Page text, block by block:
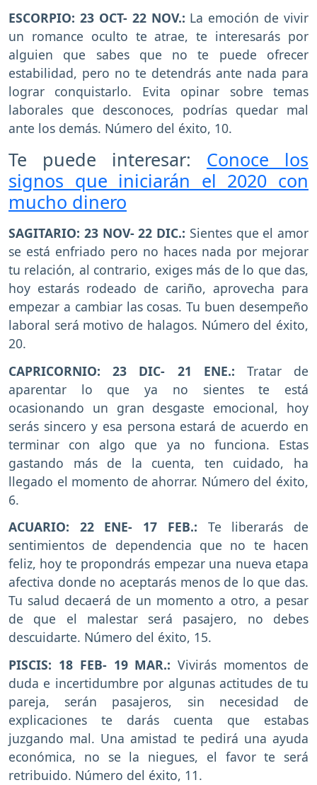
ESCORPIO: 23 OCT- 22 NOV.: La emoción de vivir
un romance oculto te atrae, te interesarás por
alguien que sabes que no te puede ofrecer
estabilidad, pero no te detendrás ante nada para
lograr conquistarlo. Evita opinar sobre temas
laborales que desconoces, podrías quedar mal
ante los demás. Número del éxito, 10.
Te puede interesar: Conoce los
signos que iniciarán el 2020 con
mucho dinero
SAGITARIO: 23 NOV- 22 DIC.: Sientes que el amor
se está enfriado pero no haces nada por mejorar
tu relación, al contrario, exiges más de lo que das,
hoy estarás rodeado de cariño, aprovecha para
empezar a cambiar las cosas. Tu buen desempeño
laboral será motivo de halagos. Número del éxito,
20.
CAPRICORNIO: 23 DIC- 21 ENE.: Tratar de
aparentar lo que ya no sientes te está
ocasionando un gran desgaste emocional, hoy
serás sincero y esa persona estará de acuerdo en
terminar con algo que ya no funciona. Estas
gastando más de la cuenta, ten cuidado, ha
llegado el momento de ahorrar. Número del éxito,
6.
ACUARIO: 22 ENE- 17 FEB.: Te liberarás de
sentimientos de dependencia que no te hacen
feliz, hoy te propondrás empezar una nueva etapa
afectiva donde no aceptarás menos de lo que das.
Tu salud decaerá de un momento a otro, a pesar
de que el malestar será pasajero, no debes
descuidarte. Número del éxito, 15.
PISCIS: 18 FEB- 19 MAR.: Vivirás momentos de
duda e incertidumbre por algunas actitudes de tu
pareja, serán pasajeros, sin necesidad de
explicaciones te darás cuenta que estabas
juzgando mal. Una amistad te pedirá una ayuda
económica, no se la niegues, el favor te será
retribuido. Número del éxito, 11.